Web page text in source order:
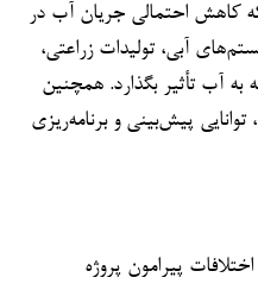
کاهش احتمالی جریان آب در
آبی، تولیدات زراعتی،
آب تأثیر بگذارد. همچنین
پیش‌بینی و برنامه‌ریزی
پیرامون پروژه